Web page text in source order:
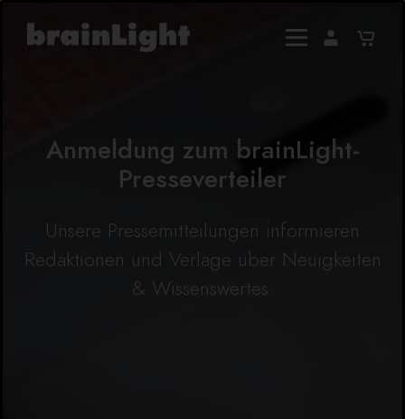
Anmeldung zum brainLight-
Presseverteiler
Unsere Pressemitteilungen informieren
Redaktionen und Verlage über Neuigkeiten
& Wissenswertes.